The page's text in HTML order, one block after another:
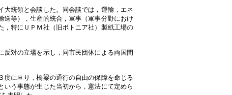
大統領と会談した。同会談では，運輸，エネ
等），生産的統合，軍事（軍事分野におけ
，特にＵＰＭ社（旧ボトニア社）製紙工場の
反対の立場を示し，同市民団体による両国間
度に亘り，橋梁の通行の自由の保障を命じる
う事態が生じた当初から，憲法にて定めら